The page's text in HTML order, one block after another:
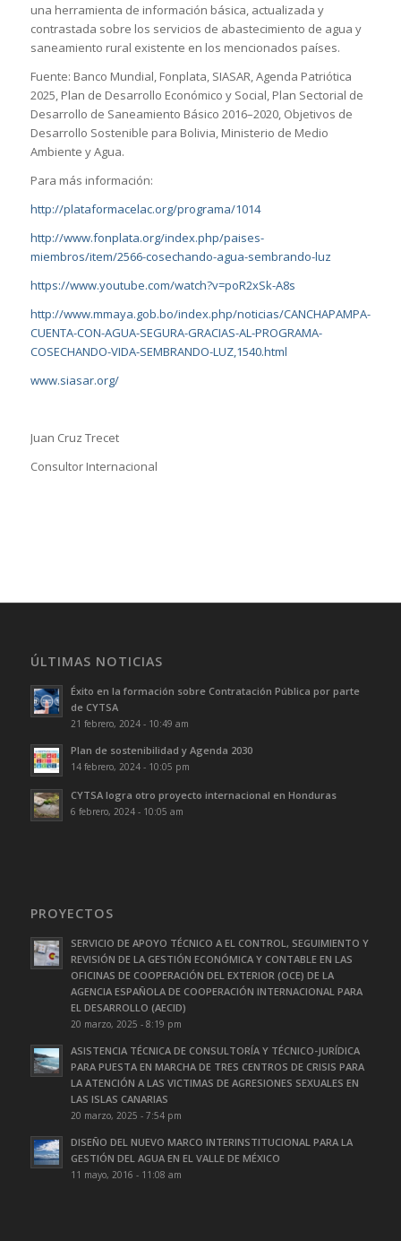
una herramienta de información básica, actualizada y
contrastada sobre los servicios de abastecimiento de agua y
saneamiento rural existente en los mencionados países.
Fuente: Banco Mundial, Fonplata, SIASAR, Agenda Patriótica
2025, Plan de Desarrollo Económico y Social, Plan Sectorial de
Desarrollo de Saneamiento Básico 2016–2020, Objetivos de
Desarrollo Sostenible para Bolivia, Ministerio de Medio
Ambiente y Agua.
Para más información:
http://plataformacelac.org/programa/1014
http://www.fonplata.org/index.php/paises-
miembros/item/2566-cosechando-agua-sembrando-luz
https://www.youtube.com/watch?v=poR2xSk-A8s
http://www.mmaya.gob.bo/index.php/noticias/CANCHAPAMPA-
CUENTA-CON-AGUA-SEGURA-GRACIAS-AL-PROGRAMA-
COSECHANDO-VIDA-SEMBRANDO-LUZ,1540.html
www.siasar.org/
Juan Cruz Trecet
Consultor Internacional
ÚLTIMAS NOTICIAS
Éxito en la formación sobre Contratación Pública por parte
de CYTSA
21 febrero, 2024 - 10:49 am
Plan de sostenibilidad y Agenda 2030
14 febrero, 2024 - 10:05 pm
CYTSA logra otro proyecto internacional en Honduras
6 febrero, 2024 - 10:05 am
PROYECTOS
SERVICIO DE APOYO TÉCNICO A EL CONTROL, SEGUIMIENTO Y
REVISIÓN DE LA GESTIÓN ECONÓMICA Y CONTABLE EN LAS
OFICINAS DE COOPERACIÓN DEL EXTERIOR (OCE) DE LA
AGENCIA ESPAÑOLA DE COOPERACIÓN INTERNACIONAL PARA
EL DESARROLLO (AECID)
20 marzo, 2025 - 8:19 pm
ASISTENCIA TÉCNICA DE CONSULTORÍA Y TÉCNICO-JURÍDICA
PARA PUESTA EN MARCHA DE TRES CENTROS DE CRISIS PARA
LA ATENCIÓN A LAS VICTIMAS DE AGRESIONES SEXUALES EN
LAS ISLAS CANARIAS
20 marzo, 2025 - 7:54 pm
DISEÑO DEL NUEVO MARCO INTERINSTITUCIONAL PARA LA
GESTIÓN DEL AGUA EN EL VALLE DE MÉXICO
11 mayo, 2016 - 11:08 am